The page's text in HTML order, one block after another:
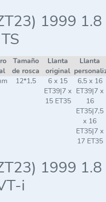
1999 1.8
Tamaño
de rosca
Llanta
original
Llanta
12*1,5
6 x 15
ET39|7 x
15 ET35
6,5 x 16
ET39|7 x
16
ET35|7,5
x 16
ET35|7 x
17 ET35
1999 1.8
i